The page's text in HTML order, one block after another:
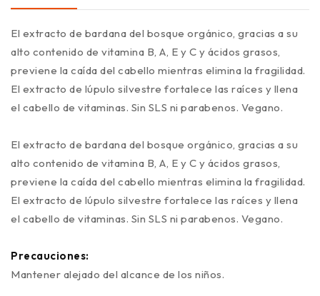
El extracto de bardana del bosque orgánico, gracias a su
alto contenido de vitamina B, A, E y C y ácidos grasos,
previene la caída del cabello mientras elimina la fragilidad.
El extracto de lúpulo silvestre fortalece las raíces y llena
el cabello de vitaminas. Sin SLS ni parabenos. Vegano.
El extracto de bardana del bosque orgánico, gracias a su
alto contenido de vitamina B, A, E y C y ácidos grasos,
previene la caída del cabello mientras elimina la fragilidad.
El extracto de lúpulo silvestre fortalece las raíces y llena
el cabello de vitaminas. Sin SLS ni parabenos. Vegano.
Precauciones:
Mantener alejado del alcance de los niños.